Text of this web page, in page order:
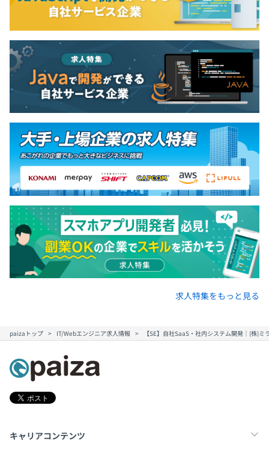
求人特集をもっと見る
paizaトップ IT/Webエンジニア求人情報 【SE】自社SaaS・社内システム開発｜(株)
キャリアコンテンツ